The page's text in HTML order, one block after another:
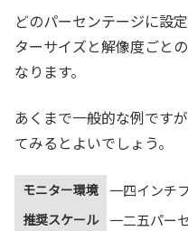
どのパーセンテージに設
ターサイズと解像度ごと
なります。
あくまで一般的な例です
てみるとよいでしょう。
モニター環境 一四インチ
推奨スケール 一二五パー